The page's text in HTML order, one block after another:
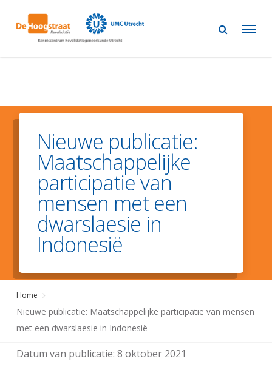
main
Nieuwe publicatie:
Maatschappelijke
participatie van
mensen met een
dwarslaesie in
Indonesië
Home
Nieuwe publicatie: Maatschappelijke participatie van mensen
met een dwarslaesie in Indonesië
Datum van publicatie: 8 oktober 2021